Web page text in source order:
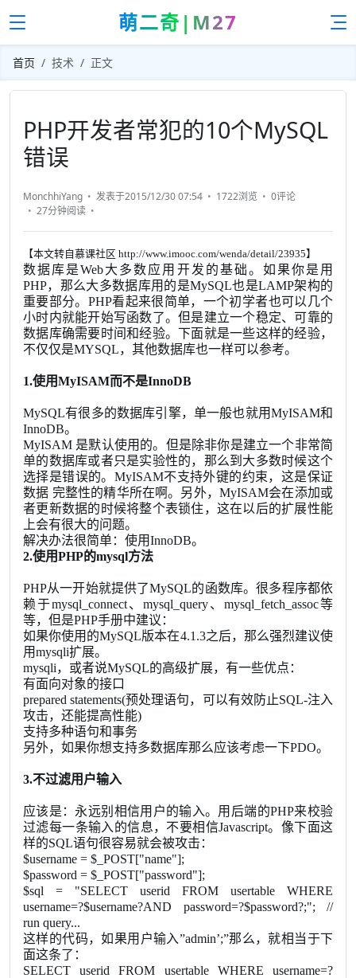
萌二奇|M27
首页 技术 正文
PHP开发者常犯的10个MySQL
错误
MonchhiYang 发表于2015/12/30 07:54 1722浏览
0评论
27分钟阅读
【本文转自慕课社区 http://www.imooc.com/wenda/detail/23935】
数据库是Web大多数应用开发的基础。如果你是用
PHP，那么大多数据库用的是MySQL也是LAMP架构的
重要部分。PHP看起来很简单，一个初学者也可以几个
小时内就能开始写函数了。但是建立一个稳定、可靠的
数据库确需要时间和经验。下面就是一些这样的经验，
不仅仅是MYSQL，其他数据库也一样可以参考。
1.使用MyISAM而不是InnoDB
MySQL有很多的数据库引擎，单一般也就用MyISAM和
InnoDB。
MyISAM 是默认使用的。但是除非你是建立一个非常简
单的数据库或者只是实验性的，那么到大多数时候这个
选择是错误的。MyISAM不支持外键的约束，这是保证
数据 完整性的精华所在啊。另外，MyISAM会在添加或
者更新数据的时候将整个表锁住，这在以后的扩展性能
上会有很大的问题。
解决办法很简单：使用InnoDB。
2.使用PHP的mysql方法
PHP从一开始就提供了MySQL的函数库。很多程序都依
赖于mysql_connect、mysql_query、mysql_fetch_assoc等
等，但是PHP手册中建议：
如果你使用的MySQL版本在4.1.3之后，那么强烈建议使
用mysqli扩展。
mysqli，或者说MySQL的高级扩展，有一些优点：
有面向对象的接口
prepared statements(预处理语句，可以有效防止SQL-注入
攻击，还能提高性能)
支持多种语句和事务
另外，如果你想支持多数据库那么应该考虑一下PDO。
3.不过滤用户输入
应该是：永远别相信用户的输入。用后端的PHP来校验
过滤每一条输入的信息，不要相信Javascript。像下面这
样的SQL语句很容易就会被攻击：
$username = $_POST["name"];
$password = $_POST["password"];
$sql = "SELECT userid FROM usertable WHERE
username=?$username?AND password=?$password?;"; //
run query...
这样的代码，如果用户输入”admin’;”那么，就相当于下
面这条了：
SELECT userid FROM usertable WHERE username=?